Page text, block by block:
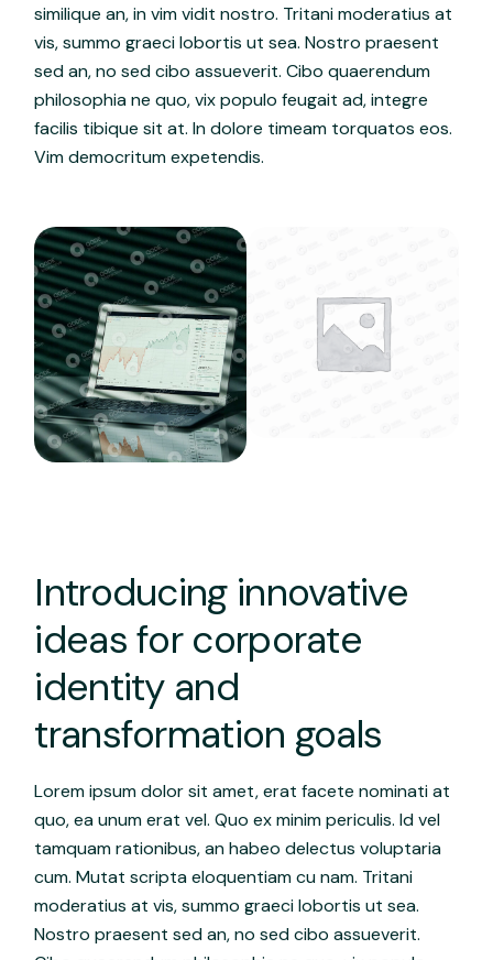
similique an, in vim vidit nostro. Tritani moderatius at
vis, summo graeci lobortis ut sea. Nostro praesent
sed an, no sed cibo assueverit. Cibo quaerendum
philosophia ne quo, vix populo feugait ad, integre
facilis tibique sit at. In dolore timeam torquatos eos.
Vim democritum expetendis.
Introducing innovative
ideas for corporate
identity and
transformation goals
Lorem ipsum dolor sit amet, erat facete nominati at
quo, ea unum erat vel. Quo ex minim periculis. Id vel
tamquam rationibus, an habeo delectus voluptaria
cum. Mutat scripta eloquentiam cu nam. Tritani
moderatius at vis, summo graeci lobortis ut sea.
Nostro praesent sed an, no sed cibo assueverit.